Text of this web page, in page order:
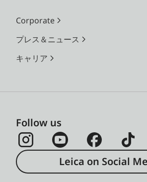
Corporate
プレス＆ニュース
キャリア
Follow us
Leica on Social